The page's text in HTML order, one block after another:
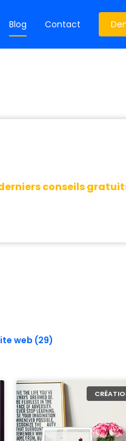
Blog Contact
conseils
web (29)